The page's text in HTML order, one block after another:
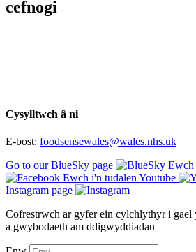
cefnogi
Cysylltwch â ni
E-bost: foodsensewales@wales.nhs.uk
Go to our BlueSky page
Ewch
Ewch i'n tudalen Youtube
Instagram page
Cofrestrwch ar gyfer ein cylchlythyr i
a gwybodaeth am ddigwyddiadau